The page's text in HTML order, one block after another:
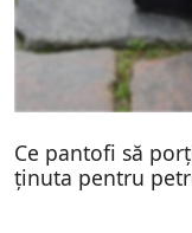
Ce pantofi să
ținuta pentru